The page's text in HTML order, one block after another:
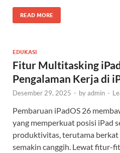
READ MORE
EDUKASI
Fitur Multitasking
Pengalaman Kerja di
Desember 29, 2025 - byadmin -
Pembaruan iPadOS 26
yang memperkuat posisi iPad
produktivitas, terutama
semakin canggih. Lewat fitur-